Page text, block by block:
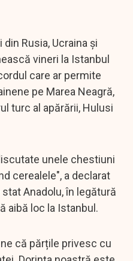
Rusia, Ucraina și
vineri la Istanbul
care ar permite
pe Marea Neagră,
turc al apărării, Hulusi
unele chestiuni
cerealele", a declarat
Anadolu, în legătură
aibă loc la Istanbul.
că părțile privesc cu